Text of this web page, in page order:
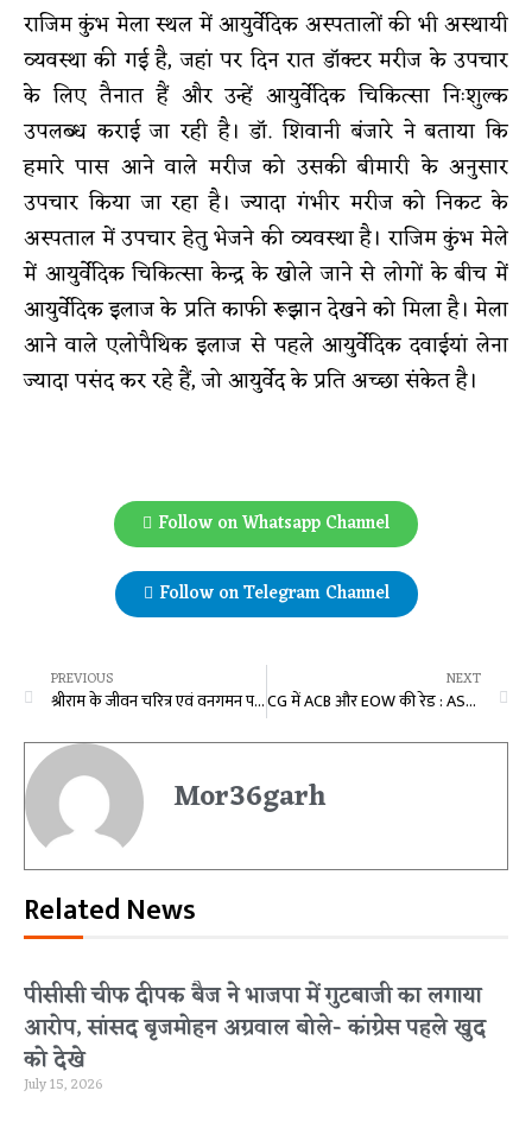
राजिम कुंभ मेला स्थल में आयुर्वेदिक अस्पतालों की भी अस्थायी
व्यवस्था की गई है, जहां पर दिन रात डॉक्टर मरीज के उपचार
के लिए तैनात हैं और उन्हें आयुर्वेदिक चिकित्सा निःशुल्क
उपलब्ध कराई जा रही है। डॉ. शिवानी बंजारे ने बताया कि
हमारे पास आने वाले मरीज को उसकी बीमारी के अनुसार
उपचार किया जा रहा है। ज्यादा गंभीर मरीज को निकट के
अस्पताल में उपचार हेतु भेजने की व्यवस्था है। राजिम कुंभ मेले
में आयुर्वेदिक चिकित्सा केन्द्र के खोले जाने से लोगों के बीच में
आयुर्वेदिक इलाज के प्रति काफी रूझान देखने को मिला है। मेला
आने वाले एलोपैथिक इलाज से पहले आयुर्वेदिक दवाईयां लेना
ज्यादा पसंद कर रहे हैं, जो आयुर्वेद के प्रति अच्छा संकेत है।
Follow on Whatsapp Channel
Follow on Telegram Channel
PREVIOUS
श्रीराम के जीवन चरित्र एवं वनगमन पथ की झांकी बनी आकर्षण का केन्द्र
NEXT
CG में ACB और EOW की रेड : ASP राठौर बोले- 14 जगहों पर छापे में मिले महत्वपूर्ण दस्तावेज और इलेक्ट्रॉनिक उपकरण, जांच के बाद होगी कार्रवाई
Mor36garh
Related News
पीसीसी चीफ दीपक बैज ने भाजपा में गुटबाजी का लगाया
आरोप, सांसद बृजमोहन अग्रवाल बोले- कांग्रेस पहले खुद
को देखे
July 15, 2026